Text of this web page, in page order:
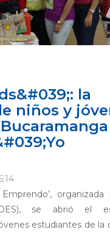
la
niños y
organizada
se abrió el
estudiantes de la